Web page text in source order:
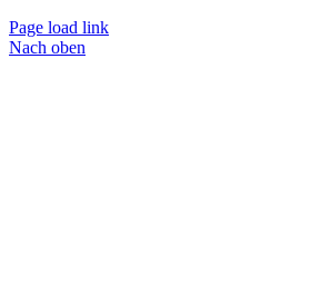
Page load link
Nach oben